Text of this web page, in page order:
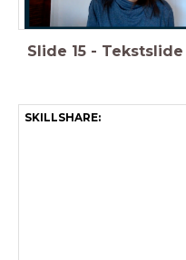
Slide 15 - Tekstslide
SKILLSHARE: